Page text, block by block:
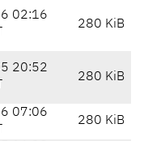
02:16
280 KiB
20:52
280 KiB
07:06
280 KiB